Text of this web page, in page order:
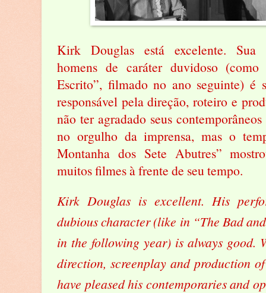
Kirk Douglas está excelente. Sua
homens de caráter duvidoso (como
Escrito”, filmado no ano seguinte) é
responsável pela direção, roteiro e
não ter agradado seus
no orgulho da imprensa, mas o
Montanha dos Sete Abutres”
muitos filmes à frente de seu tempo.
Kirk Douglas is excellent. His
dubious character (like in “The Bad
in the following year) is always good.
direction, screenplay and production
have pleased his contemporaries and